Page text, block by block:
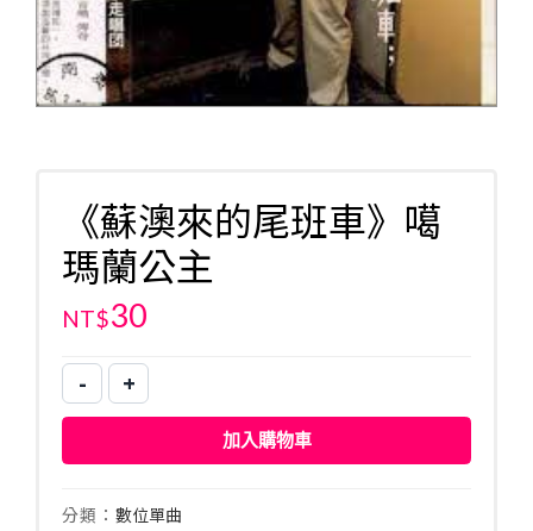
《蘇澳來的尾班車》噶
瑪蘭公主
NT$30
-
《蘇
澳
來
尾
+
加入購物車
分類： 數位單曲